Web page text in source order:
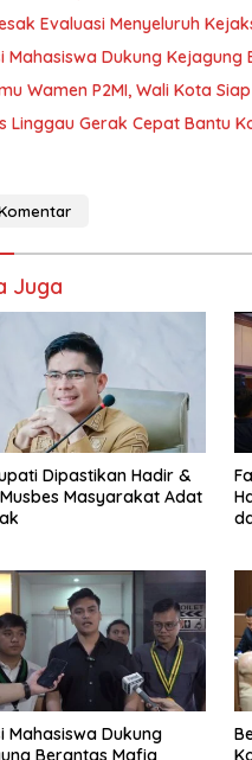
Evaluasi Menyeluruh
Mahasiswa Dukung
Wamen P2MI, Wali Kota
Linggau Gerak Cepat Bantu
Juga
Dipastikan Hadir &
Masyarakat Adat
Mahasiswa Dukung
Berantas Mafia